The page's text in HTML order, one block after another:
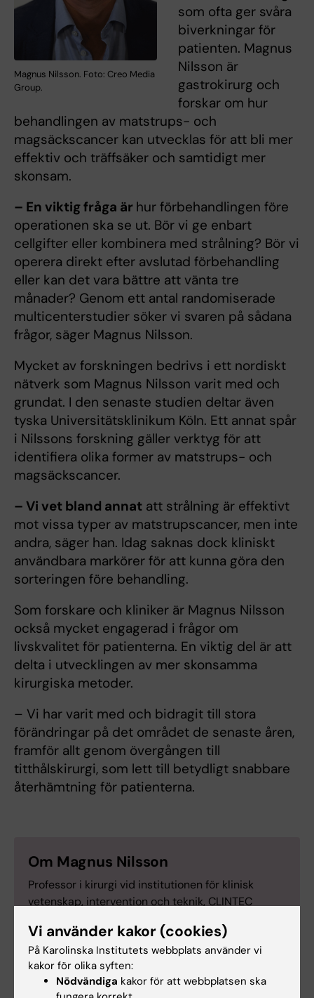
Magnus Nilsson. Foto: Creo Media
Group.
som ofta ger svåra
biverkningar för
patienten. Magnus
Nilsson är
gastrokirurg och
forskar om hur
behandlingen av matstrups- och
magsäckscancer kan utvecklas för att bli mer
effektiv och träffsäker och samtidigt mer
skonsam.
– En viktig fråga är hur förbehandlingen före
operationen ska se ut. Bör vi ge enbart
cellgifter eller kombinera med strålning? Bör vi
operera direkt efter avslutad förbehandling
eller kan det vara bättre att vänta tre
månader? Genom ett antal randomiserade
multicenterstudier söker vi svaren på sådana
frågor, säger Magnus Nilsson.
Mycket av forskningen bedrivs i ett nordiskt
nätverk som Magnus Nilsson varit med och
grundat. I den senaste studien deltar även
tyska Universitätsklinikum Köln. Ett annat spår
i Nilssons forskning gäller verktyg för att
identifiera olika former av matstrups- och
magsäckscancer.
– Vi vet bland annat att strålning är effektivt
mot vissa typer av matstrupscancer, men inte
andra, säger han. Idag saknas dock kliniskt
användbara markörer för att kunna göra den
sorteringen före behandling.
Som forskare och kliniker är Magnus Nilsson
också mycket engagerad i frågor om
livskvalitet för patienterna. En viktig del är att
delta i utvecklingen av mer skonsamma
kirurgiska metoder.
– Vi har varit med och bidragit till stora
förändringar på det området de senaste åren,
framför allt genom övergången till
titthålskirurgi, som lett till betydligt snabbare
återhämtning för patienterna.
Om Magnus Nilsson
Professor i kirurgi vid institutionen för klinisk
vetenskap, intervention och teknik, CLINTEC
Magnus Nilsson är född i Lund 1968. och läste
medicin vid KI med examen 1992. Han blev
specialist i kirurgi 2000 och har framför allt
verkat vid Karolinska universitetssjukhuset där
han idag är överläkare vid Gastrocentrum. 2007–
Vi använder kakor (cookies)
På Karolinska Institutets webbplats använder vi
kakor för olika syften:
Nödvändiga kakor för att webbplatsen ska